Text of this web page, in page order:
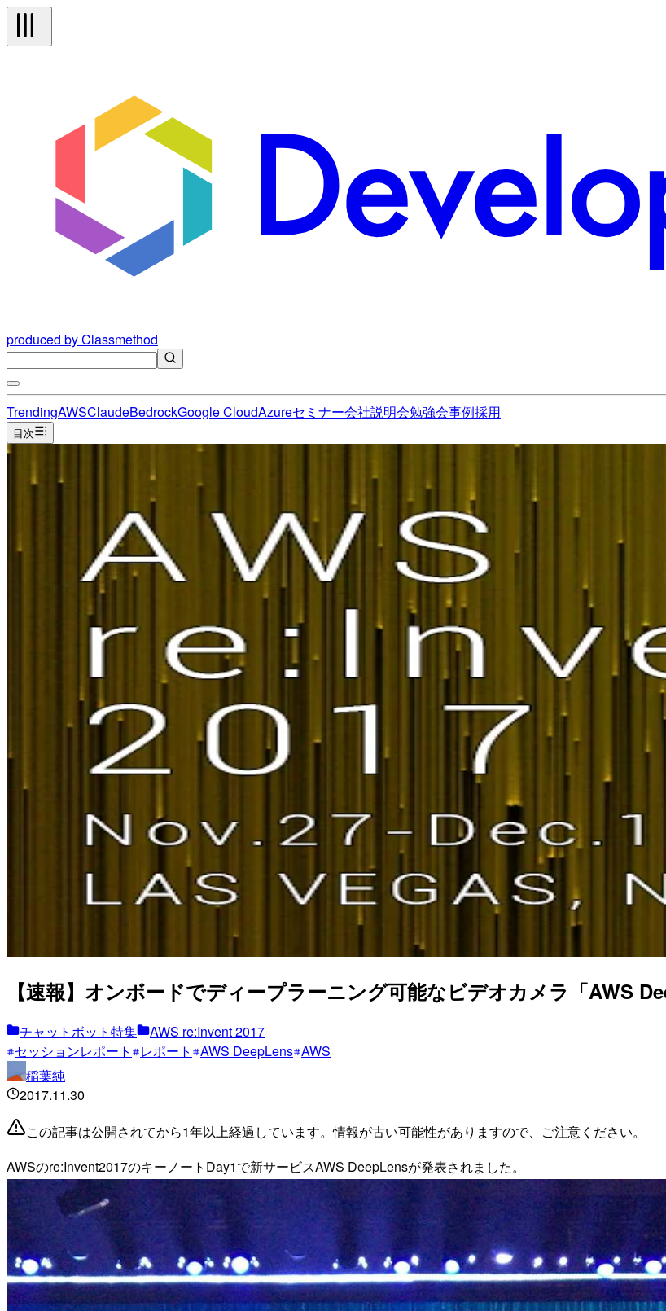
produced by Classmethod
TrendingAWSClaudeBedrockGoogle CloudAzureセミナー会社説明会勉強会事例採用
目次
【速報】オンボードでディープラーニング可能なビデオカメラ「AWS
チャットボット特集
AWS re:Invent 2017
セッションレポート
レポート AWS DeepLens AWS
稲葉純
2017.11.30
この記事は公開されてから1年以上経過しています。情報が古い可能性がありますので、ご注意ください。
AWSのre:Invent2017のキーノートDay1で新サービスAWS DeepLensが発表されました。